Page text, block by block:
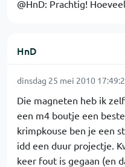
@HnD: Prachtig!
HnD
dinsdag 25 mei 2010
Die magneten heb ik
een m4 boutje een
krimpkouse ben je een
idd een duur projectje.
keer fout is gegaan (en